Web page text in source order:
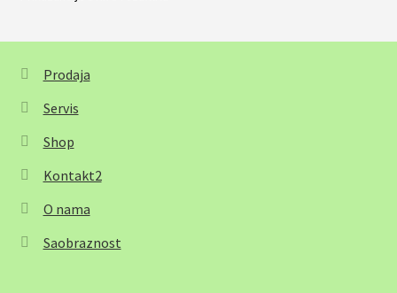
Prodaja
Servis
Shop
Kontakt2
O nama
Saobraznost